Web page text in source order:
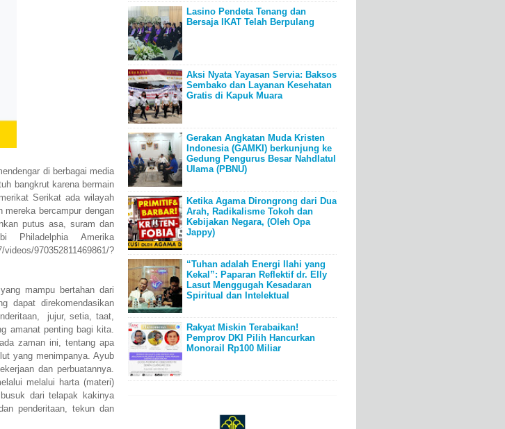
di berbagai media
bangkrut karena bermain
Serikat ada wilayah
bercampur dengan
putus asa, suram dan
Philadelphia Amerika
970352811469861/?
mampu bertahan dari
dapat direkomendasikan
jujur, setia, taat,
amanat penting bagi kita.
zaman ini, tentang apa
yang menimpanya. Ayub
dan perbuatannya.
melalui harta (materi)
dari telapak kakinya
penderitaan, tekun dan
Lasino Pendeta Tenang dan
Bersaja IKAT Telah Berpulang
Aksi Nyata Yayasan Servia: Baksos
Sembako dan Layanan Kesehatan
Gratis di Kapuk Muara
Gerakan Angkatan Muda Kristen
Indonesia (GAMKI) berkunjung ke
Gedung Pengurus Besar Nahdlatul
Ulama (PBNU)
Ketika Agama Dirongrong dari Dua
Arah, Radikalisme Tokoh dan
Kebijakan Negara, (Oleh Opa
Jappy)
“Tuhan adalah Energi Ilahi yang
Kekal”: Paparan Reflektif dr. Elly
Lasut Menggugah Kesadaran
Spiritual dan Intelektual
Rakyat Miskin Terabaikan!
Pemprov DKI Pilih Hancurkan
Monorail Rp100 Miliar